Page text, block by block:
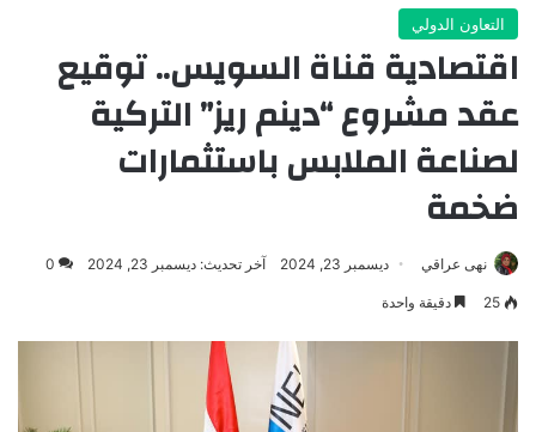
التعاون الدولي
اقتصادية قناة السويس.. توقيع
عقد مشروع “دينم ريز” التركية
لصناعة الملابس باستثمارات
ضخمة
نهى عراقي ديسمبر 23, 2024 آخر تحديث: ديسمبر 23, 2024 0
25 دقيقة واحدة